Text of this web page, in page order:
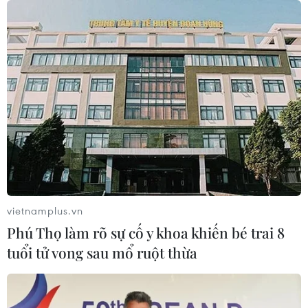
thiếu cho doanh nghiệp dẫn dắt
07/08/2026 04:01
Hãng BMW bắt đầu sản xuất hàng
loạt mẫu xe thuần điện “thế hệ mới”
07/08/2026 01:52
Tiêu chí mới phân loại doanh nghiệp
để thực hiện cơ cấu lại vốn nhà nước
06/08/2026 15:08
Meta tung công cụ AI lập trình tự
vietnamplus.vn
Phú Thọ làm rõ sự cố y khoa khiến bé trai 8
tuổi tử vong sau mổ ruột thừa